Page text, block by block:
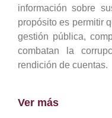
información sobre
propósito es permitir
gestión pública,
combatan la
rendición de cuentas.
Ver más